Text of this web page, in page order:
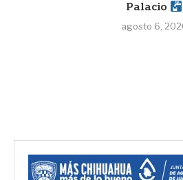
Palacio
agosto 6,